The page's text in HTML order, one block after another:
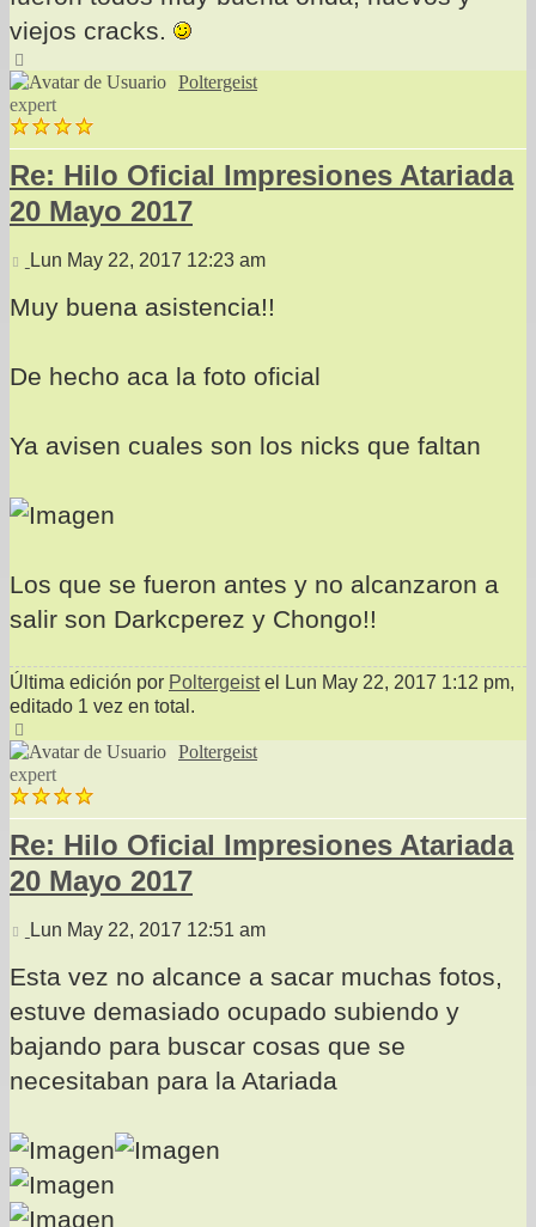
viejos cracks.
Poltergeist
expert
Re: Hilo Oficial Impresiones Atariada
20 Mayo 2017
Mensaje
Lun May 22, 2017 12:23 am
Muy buena asistencia!!
De hecho aca la foto oficial
Ya avisen cuales son los nicks que faltan
Los que se fueron antes y no alcanzaron a
salir son Darkcperez y Chongo!!
Última edición por Poltergeistel Lun May 22, 2017 1:12 pm,
editado 1 vez en total.
Poltergeist
expert
Re: Hilo Oficial Impresiones Atariada
20 Mayo 2017
Mensaje
Lun May 22, 2017 12:51 am
Esta vez no alcance a sacar muchas fotos,
estuve demasiado ocupado subiendo y
bajando para buscar cosas que se
necesitaban para la Atariada